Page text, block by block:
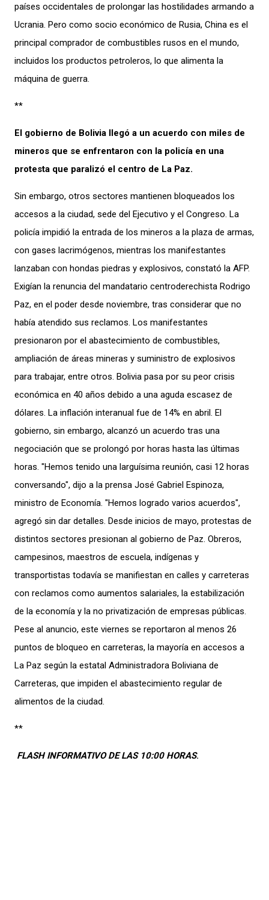
países occidentales de prolongar las hostilidades armando a
Ucrania. Pero como socio económico de Rusia, China es el
principal comprador de combustibles rusos en el mundo,
incluidos los productos petroleros, lo que alimenta la
máquina de guerra.
**
El gobierno de Bolivia llegó a un acuerdo con miles de
mineros que se enfrentaron con la policía en una
protesta que paralizó el centro de La Paz.
Sin embargo, otros sectores mantienen bloqueados los
accesos a la ciudad, sede del Ejecutivo y el Congreso. La
policía impidió la entrada de los mineros a la plaza de armas,
con gases lacrimógenos, mientras los manifestantes
lanzaban con hondas piedras y explosivos, constató la AFP.
Exigían la renuncia del mandatario centroderechista Rodrigo
Paz, en el poder desde noviembre, tras considerar que no
había atendido sus reclamos. Los manifestantes
presionaron por el abastecimiento de combustibles,
ampliación de áreas mineras y suministro de explosivos
para trabajar, entre otros. Bolivia pasa por su peor crisis
económica en 40 años debido a una aguda escasez de
dólares. La inflación interanual fue de 14% en abril. El
gobierno, sin embargo, alcanzó un acuerdo tras una
negociación que se prolongó por horas hasta las últimas
horas. "Hemos tenido una larguísima reunión, casi 12 horas
conversando", dijo a la prensa José Gabriel Espinoza,
ministro de Economía. "Hemos logrado varios acuerdos",
agregó sin dar detalles. Desde inicios de mayo, protestas de
distintos sectores presionan al gobierno de Paz. Obreros,
campesinos, maestros de escuela, indígenas y
transportistas todavía se manifiestan en calles y carreteras
con reclamos como aumentos salariales, la estabilización
de la economía y la no privatización de empresas públicas.
Pese al anuncio, este viernes se reportaron al menos 26
puntos de bloqueo en carreteras, la mayoría en accesos a
La Paz según la estatal Administradora Boliviana de
Carreteras, que impiden el abastecimiento regular de
alimentos de la ciudad.
**
FLASH INFORMATIVO DE LAS 10:00 HORAS.